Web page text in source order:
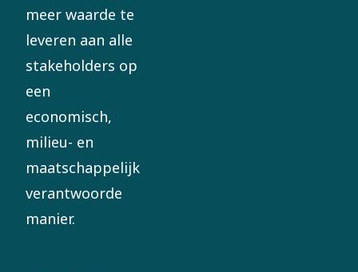
meer waarde te
leveren aan alle
stakeholders op
een
economisch,
milieu- en
maatschappelijk
verantwoorde
manier.